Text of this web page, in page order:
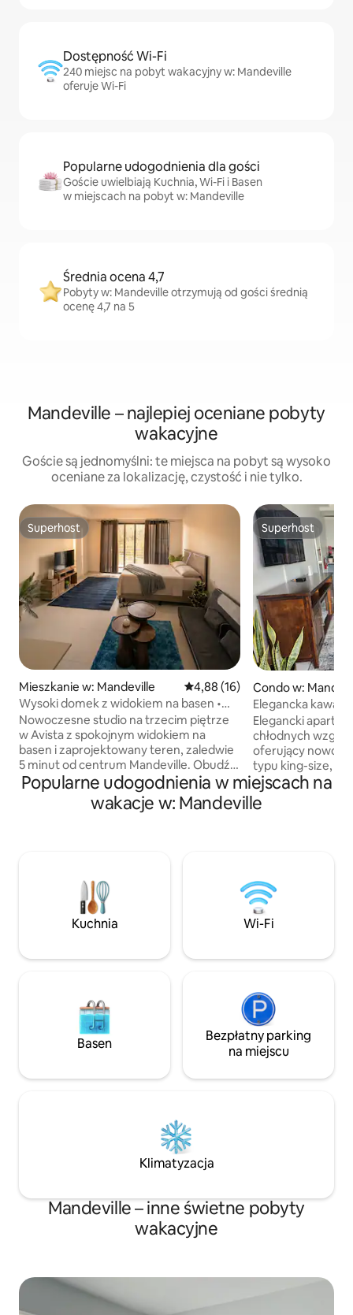
Dostępność Wi-Fi
240 miejsc na pobyt wakacyjny w: Mandeville
oferuje Wi-Fi
Popularne udogodnienia dla gości
Goście uwielbiają Kuchnia, Wi-Fi i Basen
w miejscach na pobyt w: Mandeville
Średnia ocena 4,7
Pobyty w: Mandeville otrzymują od gości średnią
ocenę 4,7 na 5
Mandeville – najlepiej oceniane pobyty
wakacyjne
Goście są jednomyślni: te miejsca na pobyt są wysoko
oceniane za lokalizację, czystość i nie tylko.
Superhost
Superhost
Mieszkanie w: Mandeville Średnia ocena: 4,88 na 5,
4,88 (16)
Wysoki domek z widokiem na basen •
5 minut do miasta
Nowoczesne studio na trzecim piętrze
w Avista z spokojnym widokiem na
basen i zaprojektowany teren, zaledwie
5 minut od centrum Mandeville. Obudź
się w pokoju z wysokiej jakości średnim
łóżkiem (typu queen), korzystaj
z szybkiego Wi-Fi, klimatyzacji,
miejsce dla par, osób podróżujących
samotnie lub służbowo, które
odwiedzają rodzinę, biorą udział
w ślubach lub pogrzebach. Potrzebujesz
jest drugie mieszkanie dla rodziny lub
Superhost
Superhost
Condo w:
Elegancka
(king),
Elegancki
chłodnych
oferujący
typu king-size,
wyposażoną
szybkie Wi-Fi,
pralkę/suszarkę
oferuje
zameldowanie i
terenie cichego,
kompleksu
spokojnym,
Popularne udogodnienia w miejscach na
wakacje w: Mandeville
Kuchnia Wi-Fi
Basen
Bezpłatny parking
na miejscu
Klimatyzacja
Mandeville – inne świetne pobyty
wakacyjne